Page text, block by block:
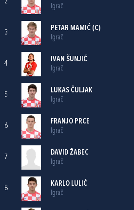
2
Igrač
3
PETAR MAMIĆ (C)
Igrač
4
IVAN ŠUNJIĆ
Igrač
5
LUKAS ČULJAK
Igrač
6
FRANJO PRCE
Igrač
7
DAVID ŽABEC
Igrač
8
KARLO LULIĆ
Igrač